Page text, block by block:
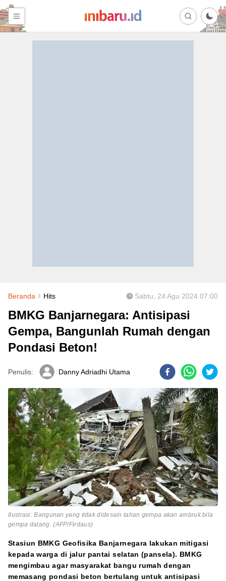
Beranda Hits Sabtu, 24 Agu 2024 07:00
BMKG Banjarnegara: Antisipasi
Gempa, Bangunlah Rumah dengan
Pondasi Beton!
Penulis: Danny Adriadhi Utama
Ilustrasi: Bangunan yang tidak didesain tahan gempa akan ambruk bila
gempa datang. (AFP/Firdaus)
Stasiun BMKG Geofisika Banjarnegara lakukan mitigasi
kepada warga di jalur pantai selatan (pansela). BMKG
mengimbau agar masyarakat bangu rumah dengan
memasang pondasi beton bertulang untuk antisipasi